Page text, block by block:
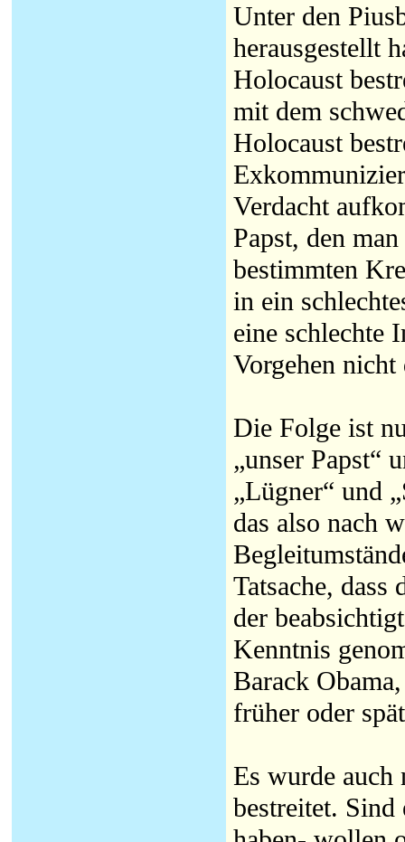
Unter den
herausgestellt
Holocaust
mit dem
Holocaust
Verdacht
Papst, den
bestimmten
in ein
eine schlechte
Vorgehen
Die Folge ist
„unser Papst“
„Lügner“ und
das also nach
Tatsache,
der
Kenntnis
Barack
früher oder
Es wurde
bestreitet.